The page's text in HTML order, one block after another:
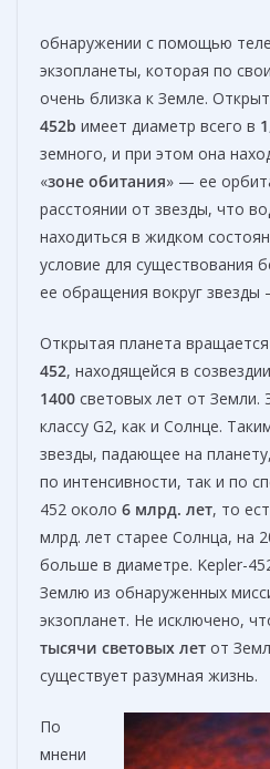
обнаружении с помощью
экзопланеты, которая по
очень близка к Земле.
452b имеет диаметр всего в
земного, и при этом она
«зоне обитания» — ее
расстоянии от звезды, что
находиться в жидком
условие для существования
ее обращения вокруг звезды
Открытая планета вращается
452, находящейся в созвездии
1400 световых лет от Земли.
классу G2, как и Солнце.
звезды, падающее на
по интенсивности, так и по
452 около 6 млрд. лет, то
млрд. лет старее Солнца, на
больше в диаметре. Kepler-
Землю из обнаруженных
экзопланет. Не исключено,
тысячи световых лет от
существует разумная жизнь.
По
мнени